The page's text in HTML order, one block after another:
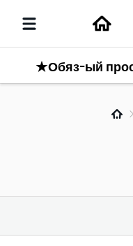
★Обяз-ый